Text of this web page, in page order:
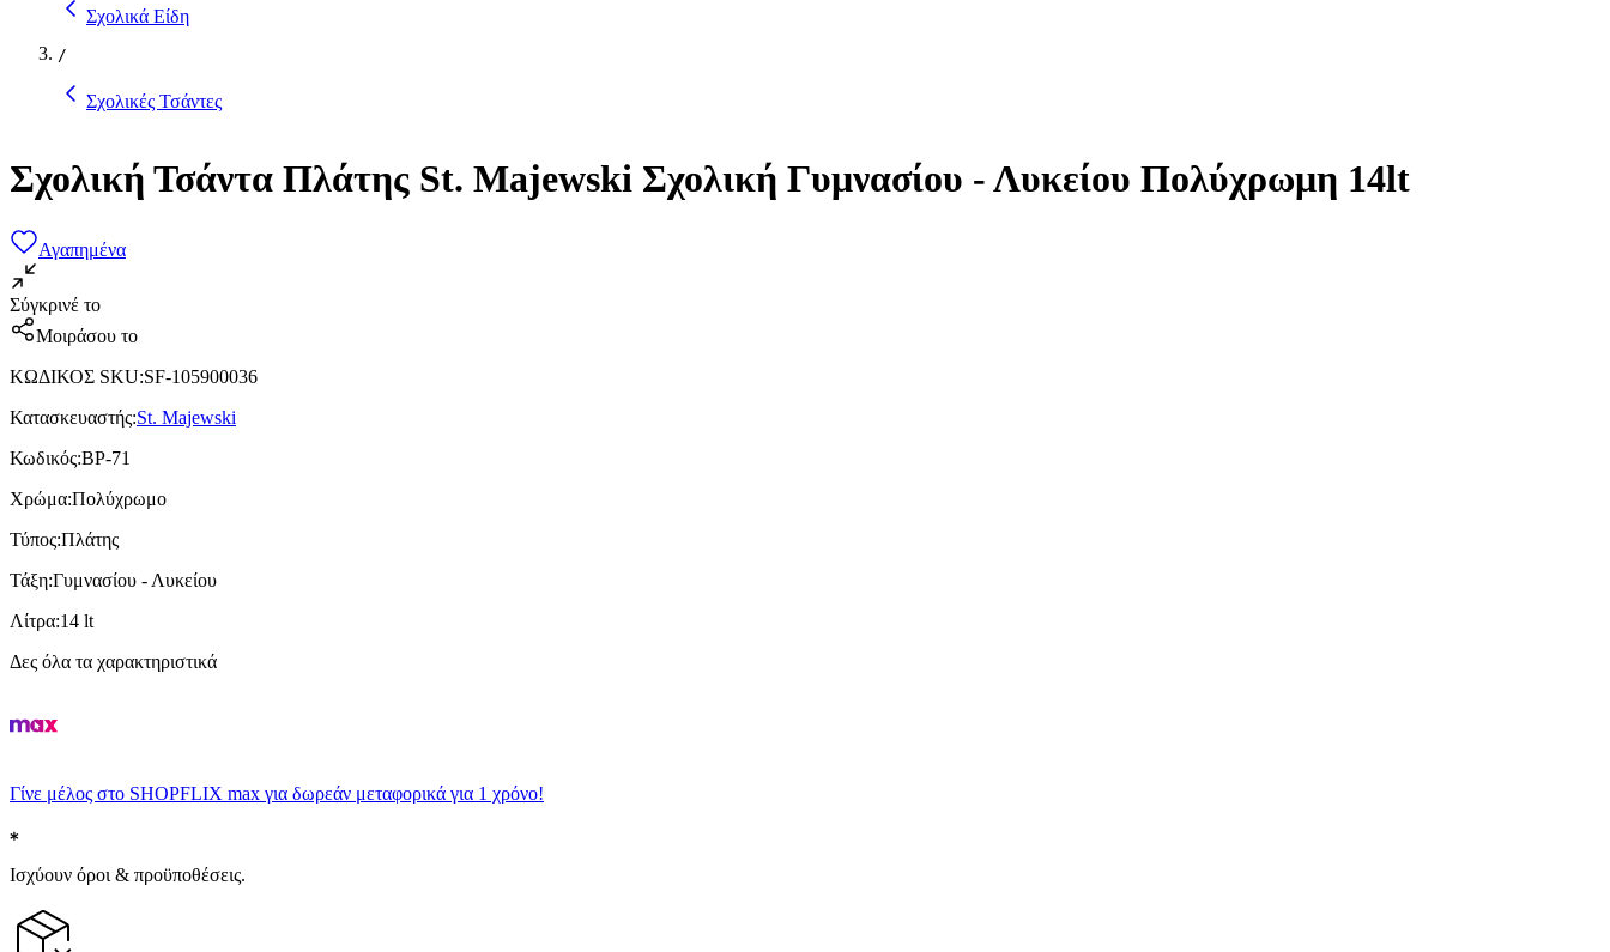
Σχολικά Είδη
/
Σχολικές Τσάντες
Σχολική Τσάντα Πλάτης St. Majewski Σχολική Γυμνασίου - Λυκείου Πολύχρωμη 14lt
Αγαπημένα
Σύγκρινέ το
Μοιράσου το
ΚΩΔΙΚΟΣ SKU:SF-105900036
Κατασκευαστής:St. Majewski
Κωδικός:BP-71
Χρώμα:Πολύχρωμο
Τύπος:Πλάτης
Τάξη:Γυμνασίου - Λυκείου
Λίτρα:14 lt
Δες όλα τα χαρακτηριστικά
Γίνε μέλος στο SHOPFLIX max για δωρεάν μεταφορικά για 1 χρόνο!
Ισχύουν όροι & προϋποθέσεις.